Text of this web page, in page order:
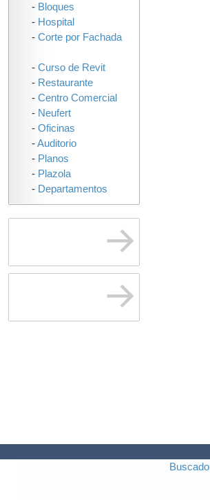
- Bloques
- Hospital
- Corte por Fachada
- Curso de Revit
- Restaurante
- Centro Comercial
- Neufert
- Oficinas
-Auditorio
- Planos
- Plazola
- Departamentos